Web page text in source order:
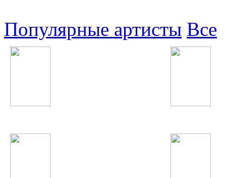
Популярные артисты Все